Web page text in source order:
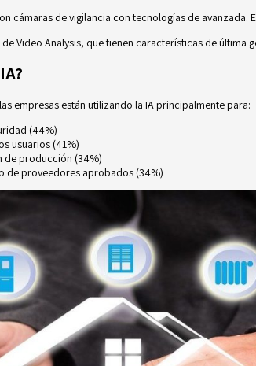
cámaras de vigilancia con tecnologías de
deVideo Analysis, que tienen características de última
empresas están utilizando la IA principalmente para:
(44%)
usuarios (41%)
de producción (34%)
de proveedores aprobados (34%)